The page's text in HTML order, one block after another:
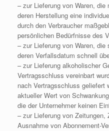
– zur Lieferung von Waren,
deren Herstellung eine
durch den Verbraucher
persönlichen Bedürfnisse des
– zur Lieferung von Waren,
deren Verfallsdatum schnell
– zur Lieferung alkoholischer
Vertragsschluss vereinbart
nach Vertragsschluss geliefert
aktueller Wert von
die der Unternehmer keinen
– zur Lieferung von
Ausnahme von Abonnement-